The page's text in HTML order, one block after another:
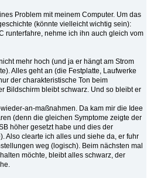
Problem mit meinem Computer. Um das
(könnte vielleicht wichtig sein):
runterfahre, nehme ich ihn auch gleich vom
mehr hoch (und ja er hängt am Strom
Alles geht an (die Festplatte, Laufwerke
der charakteristische Ton beim
Bildschirm bleibt schwarz. Und so bleibt er
an-maßnahmen. Da kam mir die Idee
(denn die gleichen Symptome zeigte der
höher gesetzt habe und dies der
Also clearte ich alles und siehe da, er fuhr
weg (logisch). Beim nächsten mal
möchte, bleibt alles schwarz, der